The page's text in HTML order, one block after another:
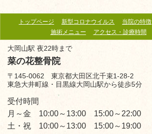
トップページ 新型コロナウイルス 当院の特徴
施術メニュー
アクセス・診療時間
大岡山駅 夜22時まで
菜の花整骨院
〒145-0062 東京都大田区北千束1-28-2
東急大井町線・目黒線大岡山駅から徒歩5分
受付時間
月～金 10:00～13:00 15:00～22:00
土・祝 10:00～13:00 15:00～19:00